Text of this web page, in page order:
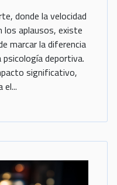
donde la velocidad
los aplausos, existe
marcar la diferencia
deportiva.
significativo,
el...